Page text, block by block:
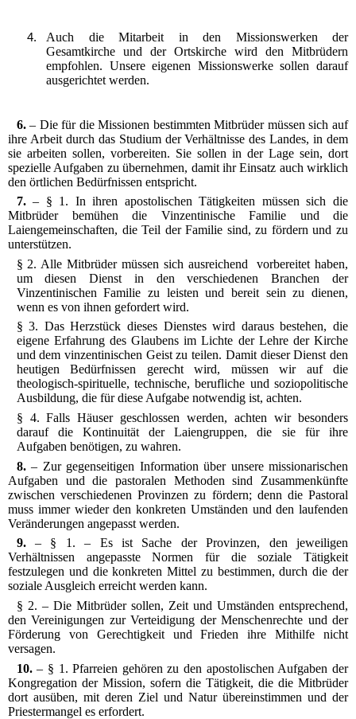
Auch die Mitarbeit in den Missionswerken der
Gesamtkirche und der Ortskirche wird den Mitbrüdern
empfohlen. Unsere eigenen Missionswerke sollen darauf
ausgerichtet werden.
6.– Die für die Missionen bestimmten Mitbrüder müssen sich auf
ihre Arbeit durch das Studium der Verhältnisse des Landes, in dem
sie arbeiten sollen, vorbereiten. Sie sollen in der Lage sein, dort
spezielle Aufgaben zu übernehmen, damit ihr Einsatz auch wirklich
den örtlichen Bedürfnissen entspricht.
7.– § 1. In ihren apostolischen Tätigkeiten müssen sich die
Mitbrüder bemühen die Vinzentinische Familie und die
Laiengemeinschaften, die Teil der Familie sind, zu fördern und zu
unterstützen.
§ 2. Alle Mitbrüder müssen sich ausreichend vorbereitet haben,
um diesen Dienst in den verschiedenen Branchen der
Vinzentinischen Familie zu leisten und bereit sein zu dienen,
wenn es von ihnen gefordert wird.
§ 3. Das Herzstück dieses Dienstes wird daraus bestehen, die
eigene Erfahrung des Glaubens im Lichte der Lehre der Kirche
und dem vinzentinischen Geist zu teilen. Damit dieser Dienst den
heutigen Bedürfnissen gerecht wird, müssen wir auf die
theologisch-spirituelle, technische, berufliche und soziopolitische
Ausbildung, die für diese Aufgabe notwendig ist, achten.
§ 4. Falls Häuser geschlossen werden, achten wir besonders
darauf die Kontinuität der Laiengruppen, die sie für ihre
Aufgaben benötigen, zu wahren.
8.– Zur gegenseitigen Information über unsere missionarischen
Aufgaben und die pastoralen Methoden sind Zusammenkünfte
zwischen verschiedenen Provinzen zu fördern; denn die Pastoral
muss immer wieder den konkreten Umständen und den laufenden
Veränderungen angepasst werden.
9.– § 1. – Es ist Sache der Provinzen, den jeweiligen
Verhältnissen angepasste Normen für die soziale Tätigkeit
festzulegen und die konkreten Mittel zu bestimmen, durch die der
soziale Ausgleich erreicht werden kann.
§ 2. – Die Mitbrüder sollen, Zeit und Umständen entsprechend,
den Vereinigungen zur Verteidigung der Menschenrechte und der
Förderung von Gerechtigkeit und Frieden ihre Mithilfe nicht
versagen.
10.– § 1. Pfarreien gehören zu den apostolischen Aufgaben der
Kongregation der Mission, sofern die Tätigkeit, die die Mitbrüder
dort ausüben, mit deren Ziel und Natur übereinstimmen und der
Priestermangel es erfordert.